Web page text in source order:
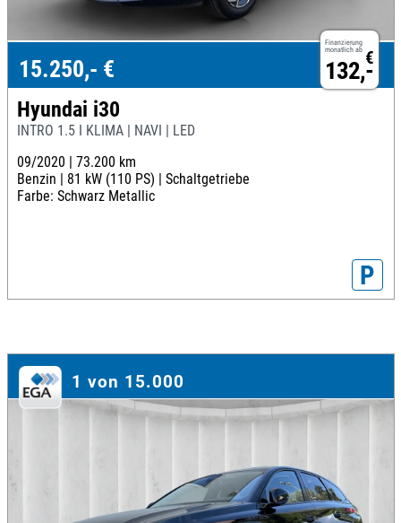
Finanzierung
monatlich ab €
132,-
15.250,- €
Hyundai i30
INTRO 1.5 I KLIMA | NAVI | LED
09/2020 | 73.200 km
Benzin | 81 kW (110 PS) | Schaltgetriebe
Farbe: Schwarz Metallic
P
1 von 15.000